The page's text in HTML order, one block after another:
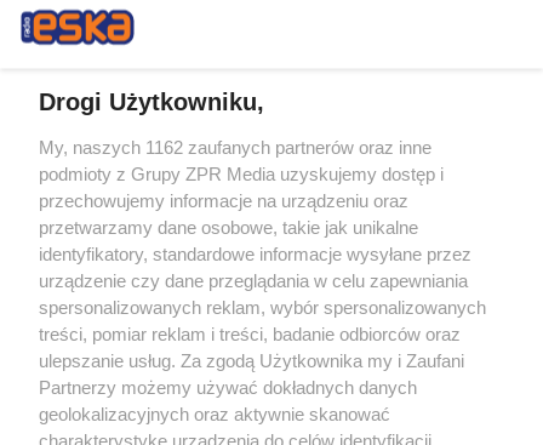
Żaden utwór zamieszczony w serwisie nie może być powielany i
rozpowszechniany lub dalej rozpowszechniany w jakikolwiek sposób (w
tym także elektroniczny lub mechaniczny) na jakimkolwiek polu
eksploatacji w jakiejkolwiek formie, włącznie z umieszczaniem w Internecie
bez pisemnej zgody właściciela praw. Jakiekolwiek użycie lub
wykorzystanie utworów w całości lub w części z naruszeniem prawa, tzn.
bez właściwej zgody, jest zabronione pod groźbą kary i może być ścigane
prawnie.
Drogi Użytkowniku,
My, naszych 1162 zaufanych partnerów oraz inne
podmioty z Grupy ZPR Media uzyskujemy dostęp i
przechowujemy informacje na urządzeniu oraz
przetwarzamy dane osobowe, takie jak unikalne
identyfikatory, standardowe informacje wysyłane przez
urządzenie czy dane przeglądania w celu zapewniania
spersonalizowanych reklam, wybór spersonalizowanych
treści, pomiar reklam i treści, badanie odbiorców oraz
ulepszanie usług. Za zgodą Użytkownika my i Zaufani
Partnerzy możemy używać dokładnych danych
geolokalizacyjnych oraz aktywnie skanować
charakterystykę urządzenia do celów identyfikacji.